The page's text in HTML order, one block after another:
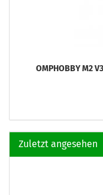
OMPHOBBY M2
Zuletzt angesehen